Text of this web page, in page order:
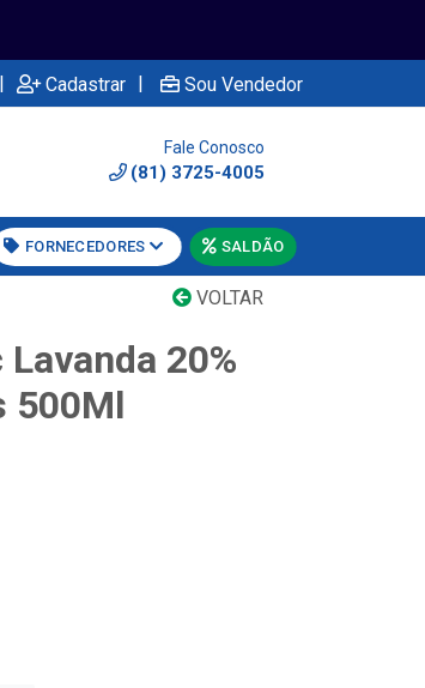
| Cadastrar | Sou Vendedor
Fale Conosco
(81) 3725-4005
FORNECEDORES SALDÃO
VOLTAR
20%
500Ml